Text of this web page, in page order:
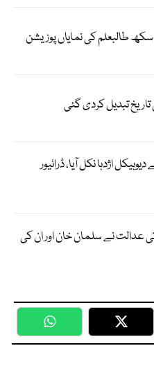
طالبعلم کی نمایاں پوزیشن
تبدیل کردی گئی
اژدہا نکل آیا، ڈرائیور
عدالت نے سلمان خان اور ان کی
WhatsApp